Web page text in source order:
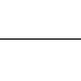
Трикотаж для